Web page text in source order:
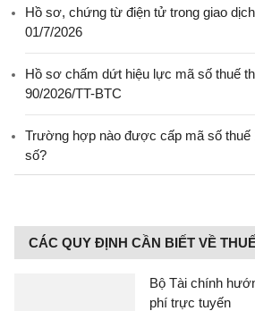
Hồ sơ, chứng từ điện tử trong giao
01/7/2026
Hồ sơ chấm dứt hiệu lực mã số thuế
90/2026/TT-BTC
Trường hợp nào được cấp mã số
số?
CÁC QUY ĐỊNH CẦN BIẾT VỀ
Bộ Tài chính
phí trực tuyến